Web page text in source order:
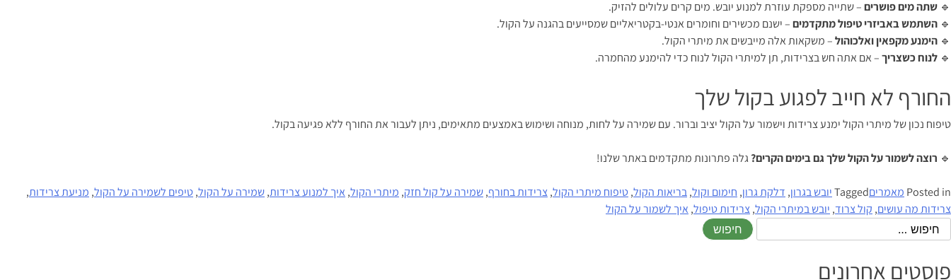
🔹 שתה מים פושרים– שתייה מספקת עוזרת למנוע יובש. מים קרים עלולים להזיק.
🔹 השתמש באביזרי טיפול מתקדמים– ישנם מכשירים וחומרים אנטי-בקטריאליים שמסייעים בהגנה על הקול.
🔹 הימנע מקפאין ואלכוהול– משקאות אלה מייבשים את מיתרי הקול.
🔹 לנוח כשצריך– אם אתה חש בצרידות, תן למיתרי הקול לנוח כדי להימנע מהחמרה.
החורף לא חייב לפגוע בקול שלך
טיפוח נכון של מיתרי הקול ימנע צרידות וישמור על הקול יציב וברור. עם שמירה על לחות, מנוחה ושימוש באמצעים מתאימים, ניתן לעבור את החורף ללא פגיעה בקול.
🔹 רוצה לשמור על הקול שלך גם בימים הקרים?גלה פתרונות מתקדמים באתר שלנו!
Posted in מאמריםTaggedיובש בגרון, דלקת גרון, חימום וקול,בריאות הקול,טיפוח מיתרי הקול,צרידות בחורף,שמירה על קול חזק, מיתרי הקול, איך למנוע צרידות,שמירה על הקול,טיפים לשמירה על הקול, מניעת צרידות,
צרידות מה עושים, קול צרוד, יובש במיתרי הקול,צרידות טיפול, איך לשמור על הקול
פוסטים אחרונים